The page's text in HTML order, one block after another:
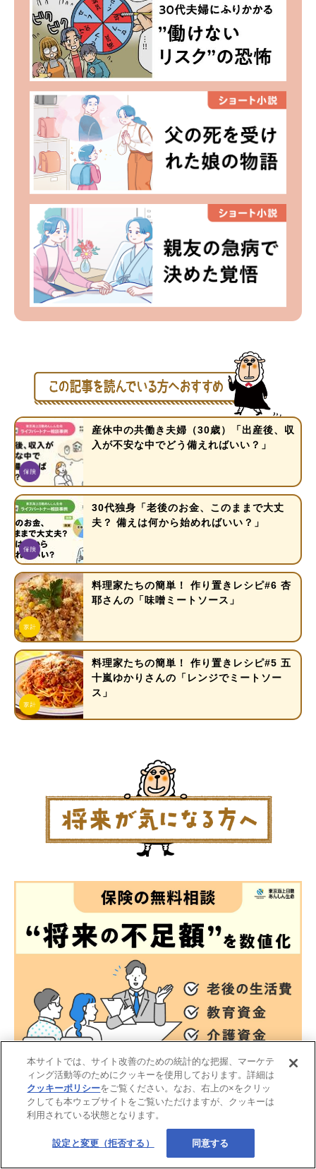
産休中の共働き夫婦（30歳）「出産後、収
入が不安な中でどう備えればいい？」
30代独身「老後のお金、このままで大丈
夫？ 備えは何から始めればいい？」
料理家たちの簡単！ 作り置きレシピ#6 杏
耶さんの「味噌ミートソース」
料理家たちの簡単！ 作り置きレシピ#5 五
十嵐ゆかりさんの「レンジでミートソー
ス」
本サイトでは、サイト改善のための統計的な把握、マーケテ
ィング活動等のためにクッキーを使用しております。詳細は
クッキーポリシーをご覧ください。なお、右上の×をクリッ
クしても本ウェブサイトをご覧いただけますが、クッキーは
利用されている状態となります。
設定と変更（拒否する） 同意する